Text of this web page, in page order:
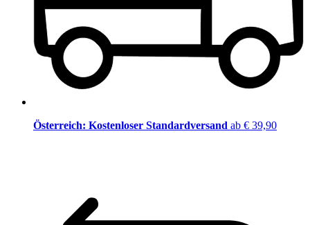
Österreich: Kostenloser Standardversand ab € 39,90